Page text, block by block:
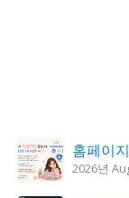
홈페이
2026년